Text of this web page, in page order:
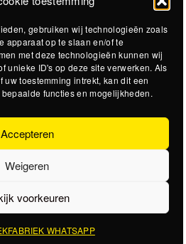
gebruiken wij technologieën zoals
apparaat op te slaan en/of te
met deze technologieën kunnen wij
unieke ID's op deze site verwerken. Als
uw toestemming intrekt, kan dit een
functies en mogelijkheden.
Accepteren
Weigeren
voorkeuren
WHATSAPP